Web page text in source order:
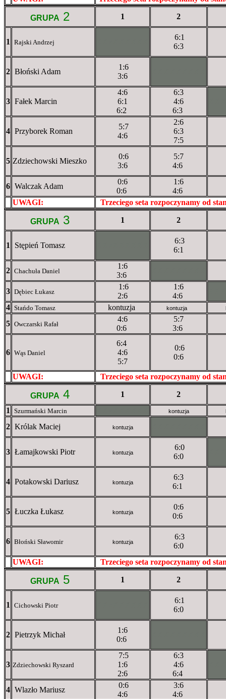
GRUPA 2 1 2
1 Rajski Andrzej
6:1
6:3
2 Błoński Adam
1:6
3:6
3 Fałek Marcin
4:6
6:1
6:2
6:3
4:6
6:3
4 Przyborek Roman
5:7
4:6
2:6
6:3
7:5
5 Zdziechowski Mieszko
0:6
3:6
5:7
4:6
6 Walczak Adam
0:6
0:6
1:6
4:6
UWAGI:
Trzeciego seta rozpoczynamy od
GRUPA 3 1 2
1 Stępień Tomasz
6:3
6:1
2 Chachuła Daniel
1:6
3:6
3 Dębiec Łukasz
1:6
2:6
1:6
4:6
4 Stańdo Tomasz kontuzja kontuzja
5 Owczarski Rafał
4:6
0:6
5:7
3:6
6 Wąs Daniel
4:6
5:7
0:6
0:6
UWAGI: Trzeciego seta rozpoczynamy od
GRUPA 4 1
2
1
Szurmański Marcin kontuzja
2 Królak Maciej kontuzja
3 Łamajkowski Piotr kontuzja
6:0
6:0
4 Potakowski Dariusz kontuzja
6:3
6:1
5 Łuczka Łukasz kontuzja
0:6
0:6
6 Błoński Sławomir kontuzja
6:3
6:0
UWAGI:
Trzeciego seta rozpoczynamy od
GRUPA 5 1 2
1 Cichowski Piotr
6:1
6:0
2 Pietrzyk Michał
1:6
0:6
3 Zdziechowski Ryszard
7:5
1:6
2:6
6:3
4:6
6:4
4 Wlazło Mariusz
0:6
4:6
3:6
4:6